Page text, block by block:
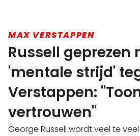
MAX VERSTAPPEN
Russell geprezen
'mentale strijd'
Verstappen:
vertrouwen"
George Russell wordt veel te